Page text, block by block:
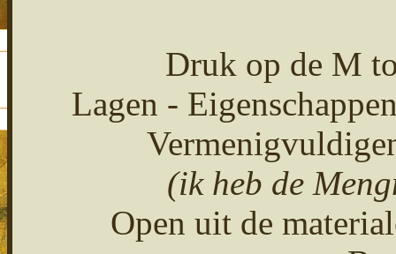
Druk op de M
Lagen -
(ik heb de
Open uit de